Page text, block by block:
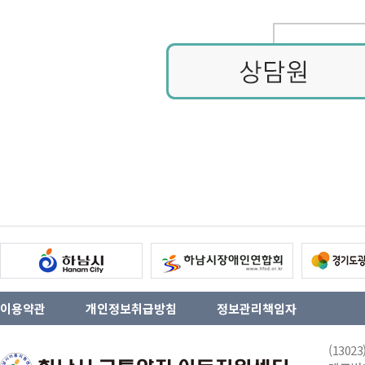
이용약관 개인정보취급방침 정보관리책임자